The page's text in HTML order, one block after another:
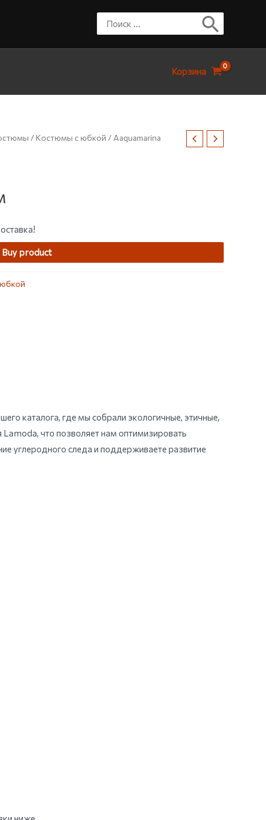
Корзина
/Костюмы с юбкой / Aaquamarina
Buy product
каталога, где мы собрали экологичные, этичные,
что позволяет нам оптимизировать
углеродного следа и поддерживаете развитие